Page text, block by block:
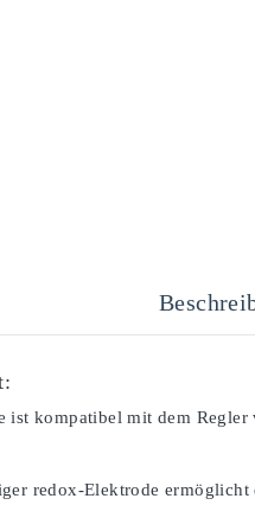
ist kompatibel mit dem
redox-Elektrode ermöglicht